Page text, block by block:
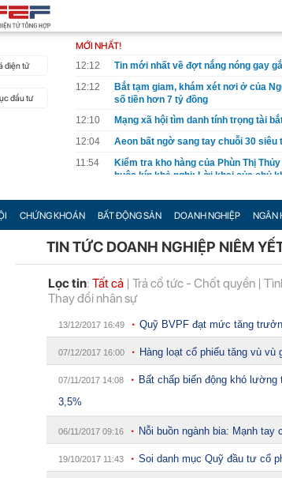
điện tử
đầu tư
MỚI NHẤT!
12:12
Tin mới nhất về đợt nắng nóng gay
12:12
Bắt tạm giam, khám xét nơi ở của
số tiền hơn 7 tỷ đồng
12:10
Mạng xã hội tìm danh tính trọng tài
12:04
Aeon bất ngờ sang tay chuỗi 30 siêu
11:54
Kiểm tra kho hàng của Phùn Thị
buộc kín khả nghi: Lời khai của chủ
11:49
Đề xuất tăng tuổi nghỉ hưu với sĩ
11:33
4 lý do vì sao nên trồng một chậu cây
11:10
Mỹ nhân có đôi mắt long lanh như
viral khắp MXH
11:07
Vì sao gọi là cầu khỉ?
11:04
Tuần tới, một ngân hàng sẽ chốt
được mua thêm cổ phiếu giá rẻ
10:59
XSMN 8/8 - Kết quả xổ số miền Nam
10:57
65 tuổi nhất quyết không bán căn
năm sau quyết định ấy cứu cả gia
10:50
Người có kinh nghiệm trồng cây lâu
Đây là lý do
CHỨNG KHOÁN BẤT ĐỘNG SẢN DOANH NGHIỆP NGÂN
TIN TỨC DOANH NGHIỆP NIÊM
Lọc tin: Tất cả | Trả cổ tức - Chốt quyền |
Thay đổi nhân sự
13/12/2017 16:49 Quỹ BVPF đạt mức tăng
07/12/2017 16:00 Hàng loạt cổ phiếu tăng vù vù
07/11/2017 14:08 Bất chấp biến động khó
3,5%
06/11/2017 09:16 Nỗi buồn ngành bia: Mạnh
19/10/2017 11:43 Soi danh mục Quỹ đầu tư cổ